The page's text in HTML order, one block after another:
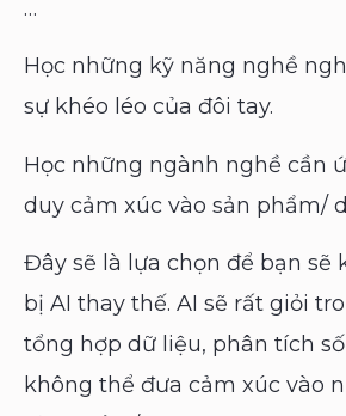
…
Học những kỹ năng nghề
sự khéo léo của đôi tay.
Học những ngành nghề cần
duy cảm xúc vào sản phẩm/
Đây sẽ là lựa chọn để bạn sẽ
bị AI thay thế. AI sẽ rất giỏi
tổng hợp dữ liệu, phân tích
không thể đưa cảm xúc vào